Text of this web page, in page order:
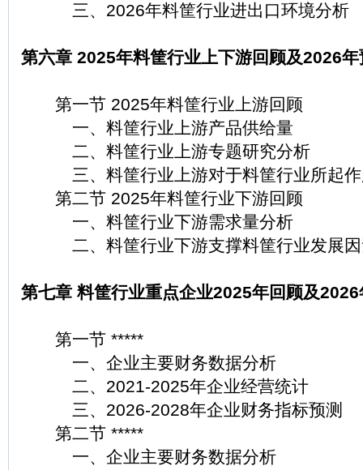
三、2026年料筐行业进出口环境分析
第六章 2025年料筐行业上下游回顾及2026年
第一节 2025年料筐行业上游回顾
一、料筐行业上游产品供给量
二、料筐行业上游专题研究分析
三、料筐行业上游对于料筐行业所起作
第二节 2025年料筐行业下游回顾
一、料筐行业下游需求量分析
二、料筐行业下游支撑料筐行业发展因
第七章 料筐行业重点企业2025年回顾及2026
第一节 *****
一、企业主要财务数据分析
二、2021-2025年企业经营统计
三、2026-2028年企业财务指标预测
第二节 *****
一、企业主要财务数据分析